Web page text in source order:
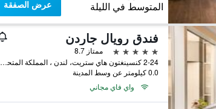
المتوسط في الليلة عرض الصفقة
فندق رويال جاردن
5 نجوم
ممتاز 8.7
2-24 كنسينغتون هاي ستريت، لندن ، المملكة المتحدة, لندن, المملكة المتحدة
0.0 كيلومتر عن وسط المدينة
واي فاي مجاني